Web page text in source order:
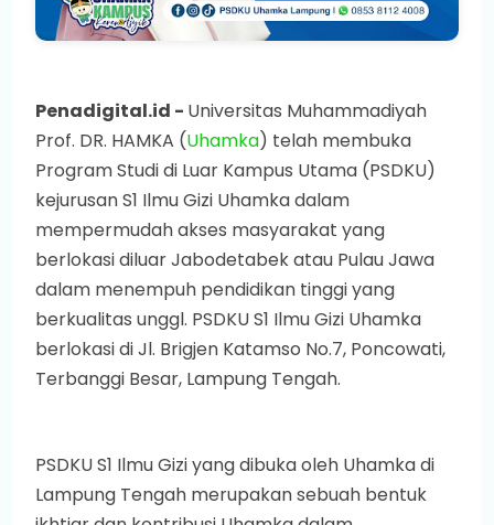
Penadigital.id - Universitas Muhammadiyah
Prof. DR. HAMKA (Uhamka) telah membuka
Program Studi di Luar Kampus Utama (PSDKU)
kejurusan S1 Ilmu Gizi Uhamka dalam
mempermudah akses masyarakat yang
berlokasi diluar Jabodetabek atau Pulau Jawa
dalam menempuh pendidikan tinggi yang
berkualitas unggl. PSDKU S1 Ilmu Gizi Uhamka
berlokasi di Jl. Brigjen Katamso No.7, Poncowati,
Terbanggi Besar, Lampung Tengah.
PSDKU S1 Ilmu Gizi yang dibuka oleh Uhamka di
Lampung Tengah merupakan sebuah bentuk